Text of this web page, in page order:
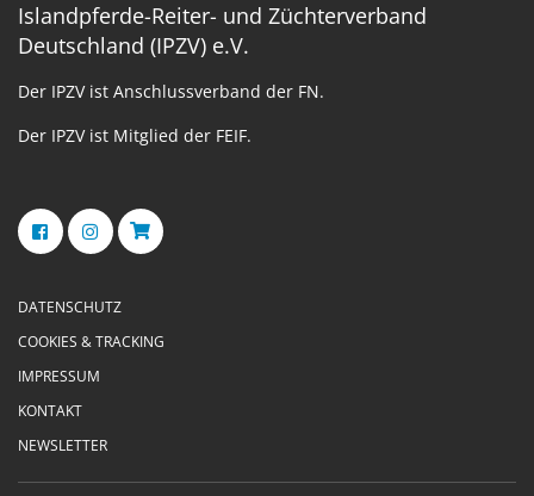
Islandpferde-Reiter- und Züchterverband
Deutschland (IPZV) e.V.
Der IPZV ist Anschlussverband der FN.
Der IPZV ist Mitglied der FEIF.
DATENSCHUTZ
COOKIES & TRACKING
IMPRESSUM
KONTAKT
NEWSLETTER